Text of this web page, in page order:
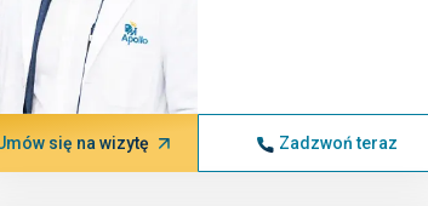
się na wizytę Zadzwoń teraz